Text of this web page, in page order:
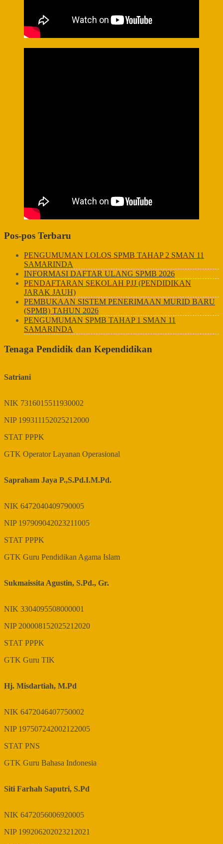
Pos-pos Terbaru
PENGUMUMAN LOLOS SPMB TAHAP 2 SMAN 11
SAMARINDA
INFORMASI DAFTAR ULANG SPMB 2026
PENDAFTARAN SEKOLAH PJJ (PENDIDIKAN
JARAK JAUH)
PEMBUKAAN SISTEM PENERIMAAN MURID BARU
(SPMB) TAHUN 2026
PENGUMUMAN SPMB TAHAP 1 SMAN 11
SAMARINDA
Tenaga Pendidik dan Kependidikan
Satriani
NIK 7316015511930002
NIP 199311152025212000
STAT PPPK
GTK Operator Layanan Operasional
Sapraham Jaya P.,S.Pd.I.M.Pd.
NIK 6472040409790005
NIP 197909042023211005
STAT PPPK
GTK Guru Pendidikan Agama Islam
Sukmaissita Agustin, S.Pd., Gr.
NIK 3304095508000001
NIP200008152025212020
STAT PPPK
GTK Guru TIK
Hj. Misdartiah, M.Pd
NIK 6472046407750002
NIP 197507242002122005
STAT PNS
GTK Guru Bahasa Indonesia
Siti Farhah Saputri, S.Pd
NIK 6472056006920005
NIP 199206202023212021